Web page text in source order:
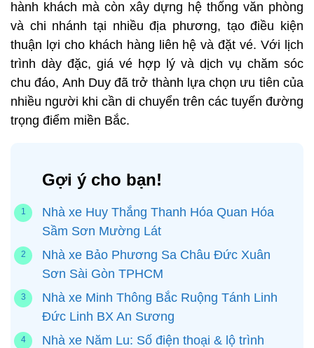
hành khách mà còn xây dựng hệ thống văn phòng
và chi nhánh tại nhiều địa phương, tạo điều kiện
thuận lợi cho khách hàng liên hệ và đặt vé. Với lịch
trình dày đặc, giá vé hợp lý và dịch vụ chăm sóc
chu đáo, Anh Duy đã trở thành lựa chọn ưu tiên của
nhiều người khi cần di chuyển trên các tuyến đường
trọng điểm miền Bắc.
Gợi ý cho bạn!
Nhà xe Huy Thắng Thanh Hóa Quan Hóa
Sầm Sơn Mường Lát
Nhà xe Bảo Phương Sa Châu Đức Xuân
Sơn Sài Gòn TPHCM
Nhà xe Minh Thông Bắc Ruộng Tánh Linh
Đức Linh BX An Sương
Nhà xe Năm Lu: Số điện thoại & lộ trình